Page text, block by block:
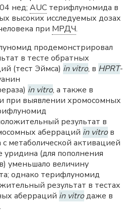
нед; AUC терифлуномида в
высоких исследуемых дозах
при МРДЧ.
продемонстрировал
в тесте обратных
(тест Эймса) in vitro, в HPRT-
in vitro, а также в
при выявлении хромосомных
результат в
аберраций in vitroв
метаболической активацией
уридина (для пополнения
уменьшало величину
однако терифлуномид
результат в тестах
аберраций in vitroдаже в